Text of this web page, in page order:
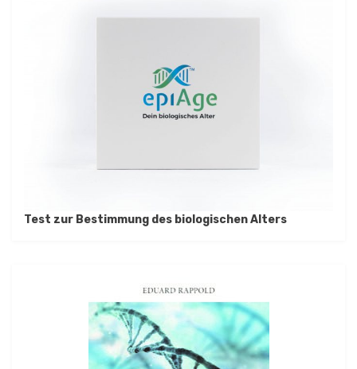
Test zur Bestimmung des biologischen Alters